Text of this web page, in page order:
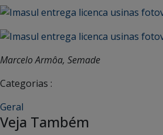
Marcelo Armôa, Semade
Categorias :
Geral
Veja Também